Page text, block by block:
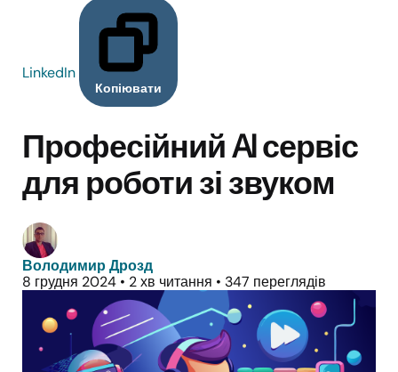
LinkedIn
Копіювати
Професійний AI сервіс
для роботи зі звуком
Володимир Дрозд
8 грудня 2024 • 2 хв читання • 347 переглядів